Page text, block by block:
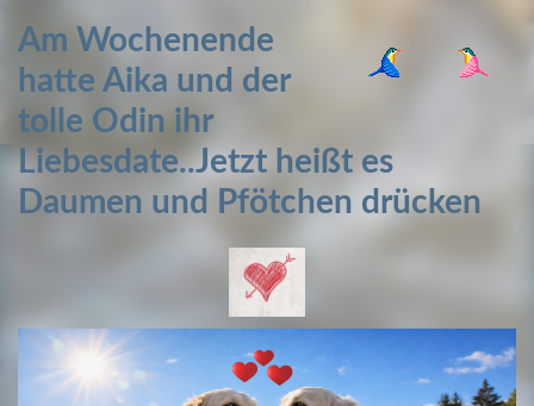
Am Wochenende
hatte Aika und der
tolle Odin ihr
Liebesdate..Jetzt heißt es
Daumen und
Pfötchen drücken